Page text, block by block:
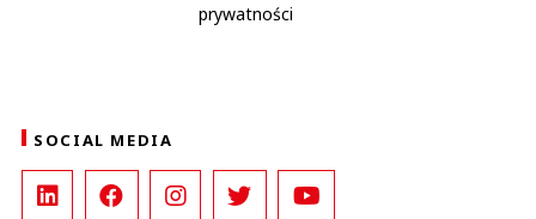
prywatności
SOCIAL MEDIA